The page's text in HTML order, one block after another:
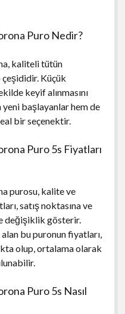
Puro Nedir?
kaliteli tütün
Küçük
keyif alınmasını
yeni başlayanlar hem de
bir seçenektir.
Puro 5s Fiyatları
purosu, kalite ve
satış noktasına ve
değişiklik gösterir.
bu puronun fiyatları,
olup, ortalama olarak
Puro 5s Nasıl